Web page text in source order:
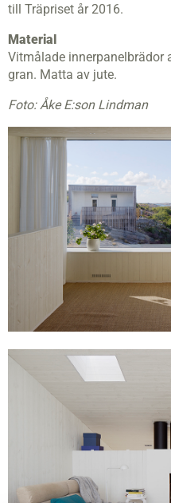
till Träpriset år 2016.
Material
Vitmålade innerpanelbrädor
gran. Matta av jute.
Foto: Åke E:son Lindman